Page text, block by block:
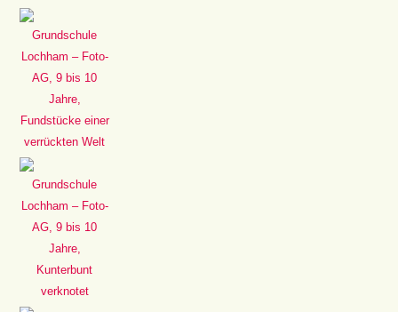
Grundschule
Lochham – Foto-
AG, 9 bis 10
Jahre,
Fundstücke einer
verrückten Welt
Grundschule
Lochham – Foto-
AG, 9 bis 10
Jahre,
Kunterbunt
verknotet